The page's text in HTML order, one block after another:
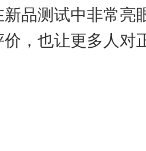
品测试中非常亮
，也让更多人对